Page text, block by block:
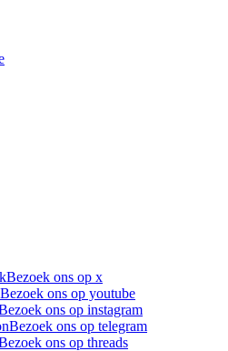
Bezoek ons op x
Bezoek ons op youtube
ons op instagram
Bezoek ons op telegram
ons op threads